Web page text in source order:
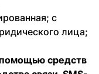
с
лица;
средств